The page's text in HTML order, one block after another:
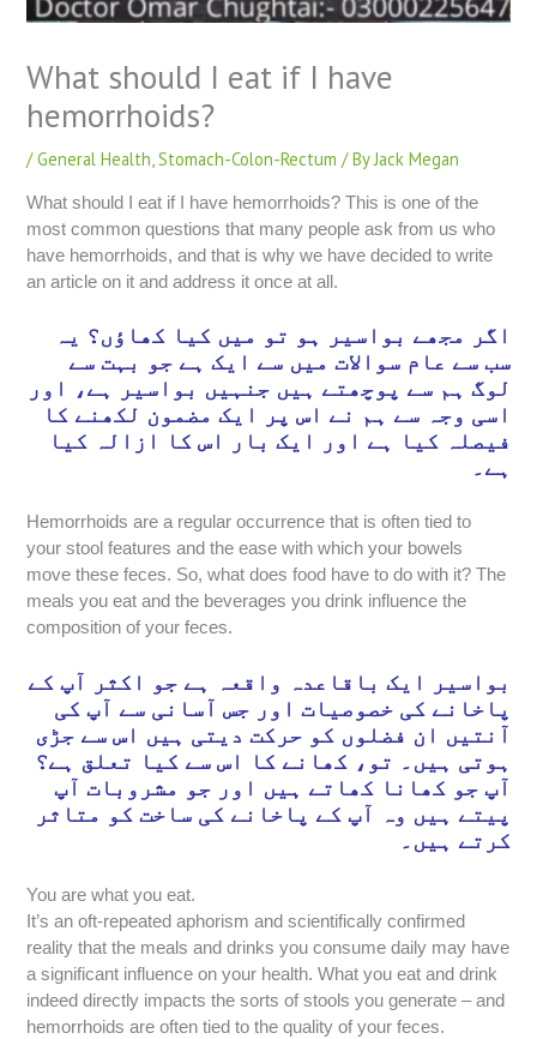
What should I eat if I have
hemorrhoids?
/General Health,Stomach-Colon-Rectum / ByJack Megan
What should I eat if I have hemorrhoids? This is one of the
most common questions that many people ask from us who
have hemorrhoids, and that is why we have decided to write
an article on it and address it once at all.
اگر مجھے بواسیر ہو تو میں کیا کھاؤں؟ یہ
سب سے عام سوالات میں سے ایک ہے جو بہت سے
لوگ ہم سے پوچھتے ہیں جنہیں بواسیر ہے، اور
اسی وجہ سے ہم نے اس پر ایک مضمون لکھنے کا
فیصلہ کیا ہے اور ایک بار اس کا ازالہ کیا
ہے۔
Hemorrhoids are a regular occurrence that is often tied to
your stool features and the ease with which your bowels
move these feces. So, what does food have to do with it? The
meals you eat and the beverages you drink influence the
composition of your feces.
بواسیر ایک باقاعدہ واقعہ ہے جو اکثر آپ کے
پاخانے کی خصوصیات اور جس آسانی سے آپ کی
آنتیں ان فضلوں کو حرکت دیتی ہیں اس سے جڑی
ہوتی ہیں۔ تو، کھانے کا اس سے کیا تعلق ہے؟
آپ جو کھانا کھاتے ہیں اور جو مشروبات آپ
پیتے ہیں وہ آپ کے پاخانے کی ساخت کو متاثر
کرتے ہیں۔
You are what you eat.
It’s an oft-repeated aphorism and scientifically confirmed
reality that the meals and drinks you consume daily may have
a significant influence on your health. What you eat and drink
indeed directly impacts the sorts of stools you generate – and
hemorrhoids are often tied to the quality of your feces.